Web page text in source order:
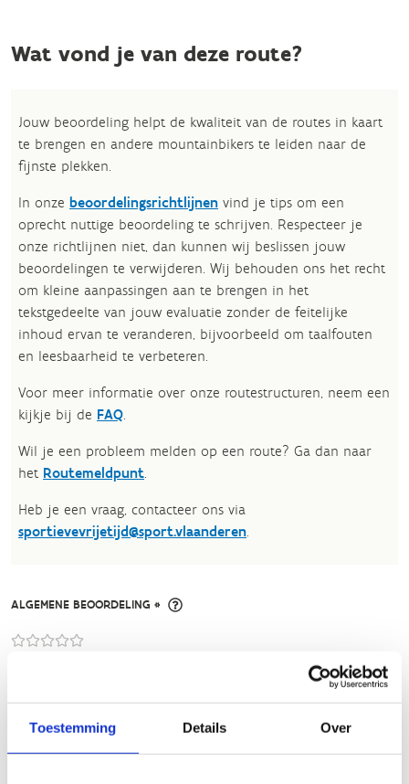
Toestemming Details Over
Wat vond je van deze route?
Jouw beoordeling helpt de kwaliteit van de routes in kaart
te brengen en andere mountainbikers te leiden naar de
fijnste plekken.
In onze beoordelingsrichtlijnen vind je tips om een
oprecht nuttige beoordeling te schrijven. Respecteer je
onze richtlijnen niet, dan kunnen wij beslissen jouw
beoordelingen te verwijderen. Wij behouden ons het recht
om kleine aanpassingen aan te brengen in het
tekstgedeelte van jouw evaluatie zonder de feitelijke
inhoud ervan te veranderen, bijvoorbeeld om taalfouten
en leesbaarheid te verbeteren.​
Voor meer informatie over onze routestructuren, neem een
kijkje bij de FAQ.
Wil je een probleem melden op een route? Ga dan naar
het Routemeldpunt.
Heb je een vraag, contacteer ons via
sportievevrijetijd@sport.vlaanderen.​
ALGEMENE BEOORDELING *